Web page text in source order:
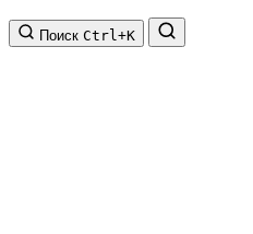
Поиск Ctrl+K